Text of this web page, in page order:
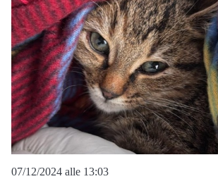
07/12/2024 alle 13:03